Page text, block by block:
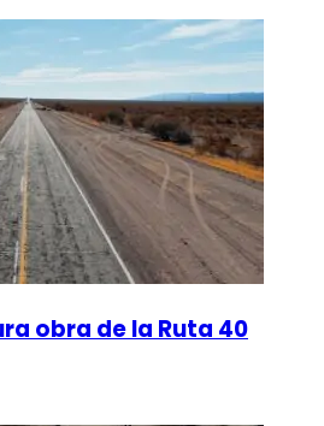
obra de la Ruta 40